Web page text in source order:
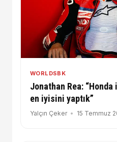
WORLDSBK
Jonathan Rea:
en iyisini yaptık”
Yalçın Çeker 15 Temmuz